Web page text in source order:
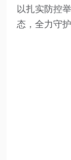
以扎实防控
态，全力守